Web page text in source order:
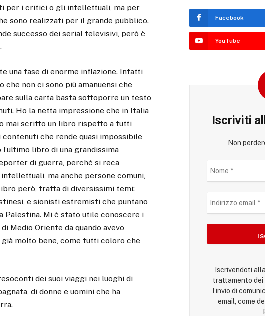
per i critici o gli intellettuali, ma per
sono realizzati per il grande pubblico.
successo dei serial televisivi, però è
una fase di enorme inflazione. Infatti
non ci sono più amanuensi che
sulla carta basta sottoporre un testo
Ho la netta impressione che in Italia
mai scritto un libro rispetto a tutti
contenuti che rende quasi impossibile
libro di una grandissima
di guerra, perché si reca
ma anche persone comuni,
però, tratta di diversissimi temi:
e sionisti estremisti che puntano
Mi è stato utile conoscere i
Medio Oriente da quando avevo
molto bene, come tutti coloro che
dei suoi viaggi nei luoghi di
di donne e uomini che ha
Facebook
YouTube
Iscriviti
Non
Iscrivendoti
trattamento dei
l’invio di
email, come